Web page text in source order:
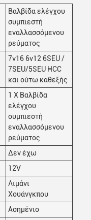
Βαλβίδα ελέγχου
συμπιεστή
εναλλασσόμενου
ρεύματος
7v16 6v12 6SEU /
7SEU/5SEU HCC
και ούτω καθεξής
1 X Βαλβίδα
ελέγχου
συμπιεστή
εναλλασσόμενου
ρεύματος
Δεν έχω
12V
Λιμάνι
Χουάνγκπου
Ασημένιο